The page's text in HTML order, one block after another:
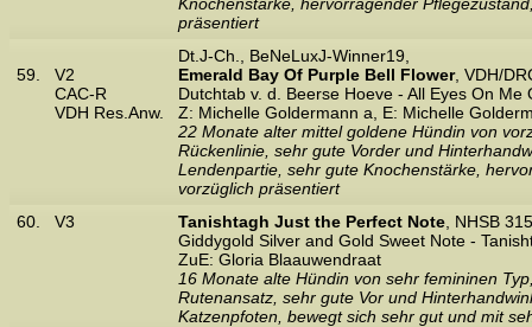
präsentiert
59.
V2
CAC-R
VDH Res.Anw.
Dt.J-Ch., BeNeLuxJ-Winner19,
Emerald Bay Of Purple Bell Flower, VDH/
Dutchtab v. d. Beerse Hoeve - All Eyes On Me
Z: Michelle Goldermann a, E: Michelle
22 Monate alter mittel goldene Hündin von
Rückenlinie, sehr gute Vorder und
Lendenpartie, sehr gute Knochenstärke,
vorzüglich präsentiert
60.
V3 Tanishtagh Just the Perfect Note , NHSB
Giddygold Silver and Gold Sweet Note -
ZuE: Gloria Blaauwendraat
16 Monate alte Hündin von sehr femininen
Rutenansatz, sehr gute Vor und
Katzenpfoten, bewegt sich sehr gut und mit